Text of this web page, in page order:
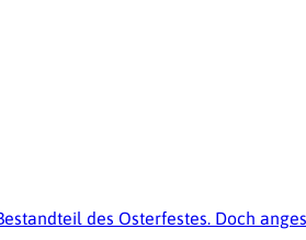
des Osterfestes. Doch